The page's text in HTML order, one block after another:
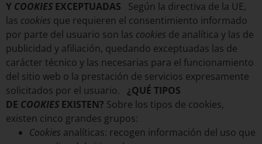
Y COOKIES EXCEPTUADAS Según la directiva de la UE,
las cookies que requieren el consentimiento informado
por parte del usuario son las cookies de analítica y las de
publicidad y afiliación, quedando exceptuadas las de
carácter técnico y las necesarias para el funcionamiento
del sitio web o la prestación de servicios expresamente
solicitados por el usuario. ¿QUÉ TIPOS
DE COOKIES EXISTEN? Sobre los tipos de cookies,
existen cinco grandes grupos:
Cookies analíticas: recogen información del uso que